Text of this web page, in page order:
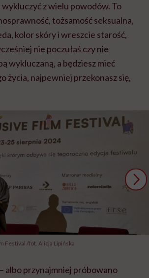
z wielu powodów. To
tożsamość seksualna,
kolor skóry i wreszcie starość,
nie poczułaś czy nie
wykluczaną, a będziesz mieć
życia, najpewniej przekonasz się,
Festival /fot. Alicja Lipińska
albo przynajmniej próbowano